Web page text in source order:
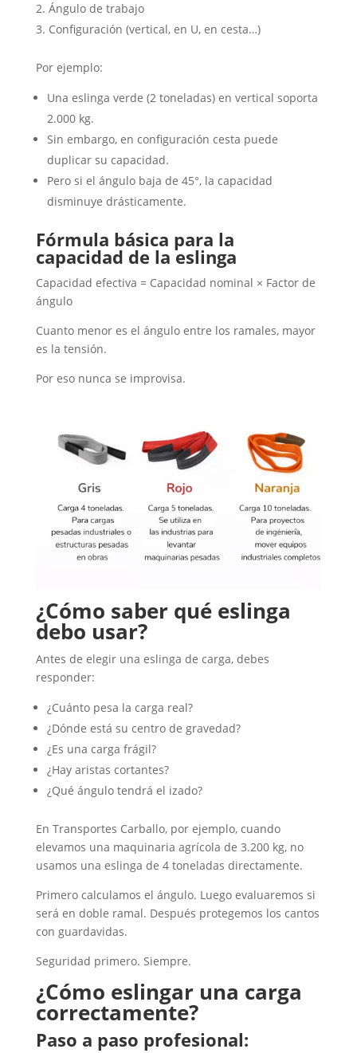
Ángulo de trabajo
Configuración (vertical, en U, en cesta…)
Por ejemplo:
Una eslinga verde (2 toneladas) en vertical soporta
2.000 kg.
Sin embargo, en configuración cesta puede
duplicar su capacidad.
Pero si el ángulo baja de 45°, la capacidad
disminuye drásticamente.
Fórmula básica para la
capacidad de la eslinga
Capacidad efectiva = Capacidad nominal × Factor de
ángulo
Cuanto menor es el ángulo entre los ramales, mayor
es la tensión.
Por eso nunca se improvisa.
¿Cómo saber qué eslinga
debo usar?
Antes de elegir una eslinga de carga, debes
responder:
¿Cuánto pesa la carga real?
¿Dónde está su centro de gravedad?
¿Es una carga frágil?
¿Hay aristas cortantes?
¿Qué ángulo tendrá el izado?
En Transportes Carballo, por ejemplo, cuando
elevamos una maquinaria agrícola de 3.200 kg, no
usamos una eslinga de 4 toneladas directamente.
Primero calculamos el ángulo. Luego evaluaremos si
será en doble ramal. Después protegemos los cantos
con guardavidas.
Seguridad primero. Siempre.
¿Cómo eslingar una carga
correctamente?
Paso a paso profesional: